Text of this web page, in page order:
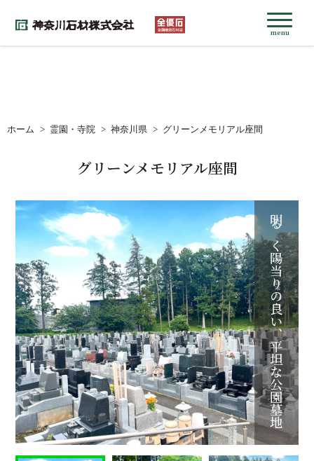
menu
ホーム 霊園・寺院 神奈川県 グリーンメモリアル座間
グリーンメモリアル座間
明るく陽当りの良い、平坦な公園墓地